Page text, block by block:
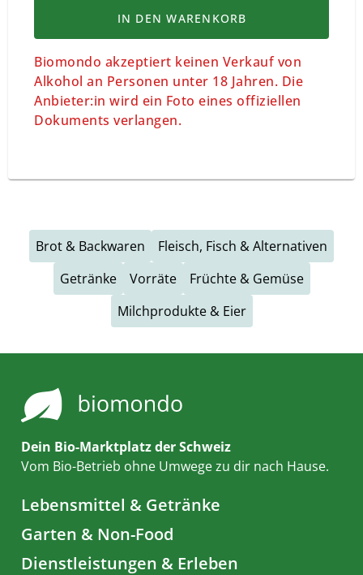
IN DEN WARENKORB
Biomondo akzeptiert keinen Verkauf von
Alkohol an Personen unter 18 Jahren. Die
Anbieter:in wird ein Foto eines offiziellen
Dokuments verlangen.
Brot & Backwaren
Fleisch, Fisch & Alternativen
Getränke
Vorräte
Früchte & Gemüse
Milchprodukte & Eier
Dein Bio-Marktplatz der Schweiz
Vom Bio-Betrieb ohne Umwege zu dir nach Hause.
Lebensmittel & Getränke
Garten & Non-Food
Dienstleistungen & Erleben